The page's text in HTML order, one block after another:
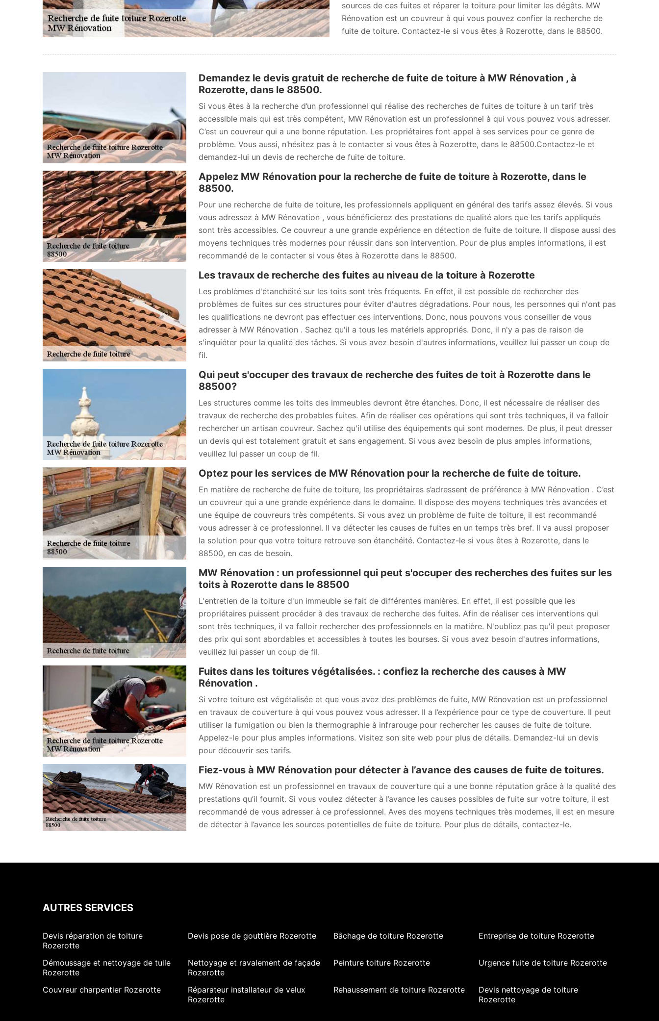
sources de ces fuites et réparer la toiture pour limiter les dégâts. MW
Rénovation est un couvreur à qui vous pouvez confier la recherche de
fuite de toiture. Contactez-le si vous êtes à Rozerotte, dans le 88500.
Demandez le devis gratuit de recherche de fuite de toiture à MW Rénovation , à
Rozerotte, dans le 88500.
Si vous êtes à la recherche d’un professionnel qui réalise des recherches de fuites de toiture à un tarif très
accessible mais qui est très compétent, MW Rénovation est un professionnel à qui vous pouvez vous adresser.
C’est un couvreur qui a une bonne réputation. Les propriétaires font appel à ses services pour ce genre de
problème. Vous aussi, n’hésitez pas à le contacter si vous êtes à Rozerotte, dans le 88500.Contactez-le et
demandez-lui un devis de recherche de fuite de toiture.
Appelez MW Rénovation pour la recherche de fuite de toiture à Rozerotte, dans le
88500.
Pour une recherche de fuite de toiture, les professionnels appliquent en général des tarifs assez élevés. Si vous
vous adressez à MW Rénovation , vous bénéficierez des prestations de qualité alors que les tarifs appliqués
sont très accessibles. Ce couvreur a une grande expérience en détection de fuite de toiture. Il dispose aussi des
moyens techniques très modernes pour réussir dans son intervention. Pour de plus amples informations, il est
recommandé de le contacter si vous êtes à Rozerotte dans le 88500.
Les travaux de recherche des fuites au niveau de la toiture à Rozerotte
Les problèmes d'étanchéité sur les toits sont très fréquents. En effet, il est possible de rechercher des
problèmes de fuites sur ces structures pour éviter d'autres dégradations. Pour nous, les personnes qui n'ont pas
les qualifications ne devront pas effectuer ces interventions. Donc, nous pouvons vous conseiller de vous
adresser à MW Rénovation . Sachez qu'il a tous les matériels appropriés. Donc, il n'y a pas de raison de
s'inquiéter pour la qualité des tâches. Si vous avez besoin d'autres informations, veuillez lui passer un coup de
fil.
Qui peut s'occuper des travaux de recherche des fuites de toit à Rozerotte dans le
88500?
Les structures comme les toits des immeubles devront être étanches. Donc, il est nécessaire de réaliser des
travaux de recherche des probables fuites. Afin de réaliser ces opérations qui sont très techniques, il va falloir
rechercher un artisan couvreur. Sachez qu'il utilise des équipements qui sont modernes. De plus, il peut dresser
un devis qui est totalement gratuit et sans engagement. Si vous avez besoin de plus amples informations,
veuillez lui passer un coup de fil.
Optez pour les services de MW Rénovation pour la recherche de fuite de toiture.
En matière de recherche de fuite de toiture, les propriétaires s’adressent de préférence à MW Rénovation . C’est
un couvreur qui a une grande expérience dans le domaine. Il dispose des moyens techniques très avancées et
une équipe de couvreurs très compétents. Si vous avez un problème de fuite de toiture, il est recommandé
vous adresser à ce professionnel. Il va détecter les causes de fuites en un temps très bref. Il va aussi proposer
la solution pour que votre toiture retrouve son étanchéité. Contactez-le si vous êtes à Rozerotte, dans le
88500, en cas de besoin.
MW Rénovation : un professionnel qui peut s'occuper des recherches des fuites sur les
toits à Rozerotte dans le 88500
L'entretien de la toiture d'un immeuble se fait de différentes manières. En effet, il est possible que les
propriétaires puissent procéder à des travaux de recherche des fuites. Afin de réaliser ces interventions qui
sont très techniques, il va falloir rechercher des professionnels en la matière. N'oubliez pas qu'il peut proposer
des prix qui sont abordables et accessibles à toutes les bourses. Si vous avez besoin d'autres informations,
veuillez lui passer un coup de fil.
Fuites dans les toitures végétalisées. : confiez la recherche des causes à MW
Rénovation .
Si votre toiture est végétalisée et que vous avez des problèmes de fuite, MW Rénovation est un professionnel
en travaux de couverture à qui vous pouvez vous adresser. Il a l’expérience pour ce type de couverture. Il peut
utiliser la fumigation ou bien la thermographie à infrarouge pour rechercher les causes de fuite de toiture.
Appelez-le pour plus amples informations. Visitez son site web pour plus de détails. Demandez-lui un devis
pour découvrir ses tarifs.
Fiez-vous à MW Rénovation pour détecter à l’avance des causes de fuite de toitures.
MW Rénovation est un professionnel en travaux de couverture qui a une bonne réputation grâce à la qualité des
prestations qu’il fournit. Si vous voulez détecter à l’avance les causes possibles de fuite sur votre toiture, il est
recommandé de vous adresser à ce professionnel. Aves des moyens techniques très modernes, il est en mesure
de détecter à l’avance les sources potentielles de fuite de toiture. Pour plus de détails, contactez-le.
AUTRES SERVICES
Devis réparation de toiture
Rozerotte
Devis pose de gouttière Rozerotte Bâchage de toiture Rozerotte Entreprise de toiture Rozerotte
Démoussage et nettoyage de tuile
Rozerotte
Nettoyage et ravalement de façade
Rozerotte
Peinture toiture Rozerotte Urgence fuite de toiture Rozerotte
Couvreur charpentier Rozerotte
Réparateur installateur de velux
Rozerotte
Rehaussement de toiture Rozerotte
Devis nettoyage de toiture
Rozerotte